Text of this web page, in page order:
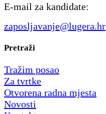
E-mail za kandidate:
zaposljavanje@lugera.hr
Pretraži
Tražim posao
Za tvrtke
Otvorena radna mjesta
Novosti